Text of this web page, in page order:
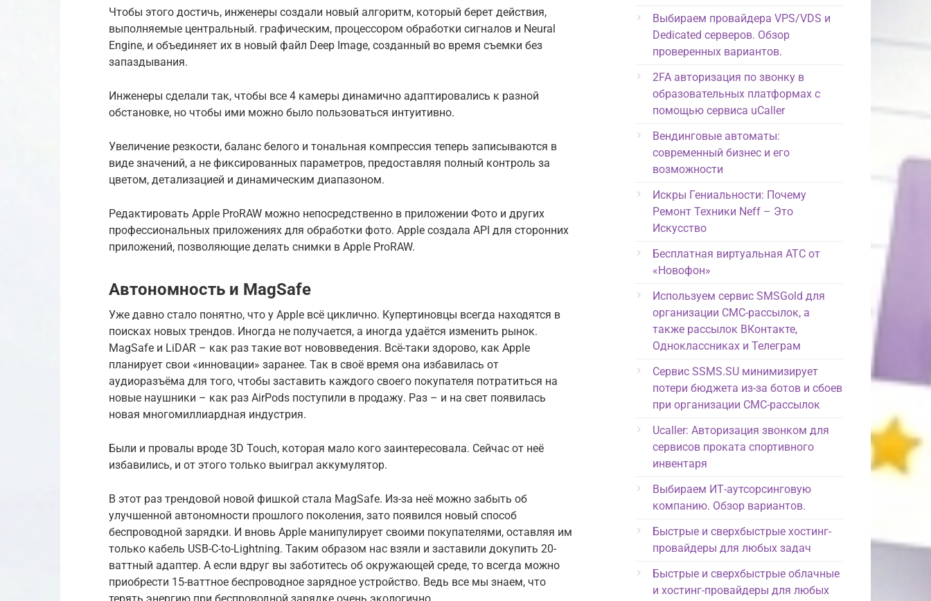
Чтобы этого достичь, инженеры создали новый алгоритм, который берет действия,
выполняемые центральный. графическим, процессором обработки сигналов и Neural
Engine, и объединяет их в новый файл Deep Image, созданный во время съемки без
запаздывания.
Инженеры сделали так, чтобы все 4 камеры динамично адаптировались к разной
обстановке, но чтобы ими можно было пользоваться интуитивно.
Увеличение резкости, баланс белого и тональная компрессия теперь записываются в
виде значений, а не фиксированных параметров, предоставляя полный контроль за
цветом, детализацией и динамическим диапазоном.
Редактировать Apple ProRAW можно непосредственно в приложении Фото и других
профессиональных приложениях для обработки фото. Apple создала API для сторонних
приложений, позволяющие делать снимки в Apple ProRAW.
Автономность и MagSafe
Уже давно стало понятно, что у Apple всё циклично. Купертиновцы всегда находятся в
поисках новых трендов. Иногда не получается, а иногда удаётся изменить рынок.
MagSafe и LiDAR – как раз такие вот нововведения. Всё-таки здорово, как Apple
планирует свои «инновации» заранее. Так в своё время она избавилась от
аудиоразъёма для того, чтобы заставить каждого своего покупателя потратиться на
новые наушники – как раз AirPods поступили в продажу. Раз – и на свет появилась
новая многомиллиардная индустрия.
Были и провалы вроде 3D Touch, которая мало кого заинтересовала. Сейчас от неё
избавились, и от этого только выиграл аккумулятор.
В этот раз трендовой новой фишкой стала MagSafe. Из-за неё можно забыть об
улучшенной автономности прошлого поколения, зато появился новый способ
беспроводной зарядки. И вновь Apple манипулирует своими покупателями, оставляя им
только кабель USB-C-to-Lightning. Таким образом нас взяли и заставили докупить 20-
ваттный адаптер. А если вдруг вы заботитесь об окружающей среде, то всегда можно
приобрести 15-ваттное беспроводное зарядное устройство. Ведь все мы знаем, что
Выбираем провайдера VPS/VDS и
Dedicated серверов. Обзор
проверенных вариантов.
2FA авторизация по звонку в
образовательных платформах с
помощью сервиса uCaller
Вендинговые автоматы:
современный бизнес и его
возможности
Искры Гениальности: Почему
Ремонт Техники Neff – Это
Искусство
Бесплатная виртуальная АТС от
«Новофон»
Используем сервис SMSGold для
организации СМС-рассылок, а
также рассылок ВКонтакте,
Одноклассниках и Телеграм
Сервис SSMS.SU минимизирует
потери бюджета из-за ботов и сбоев
при организации СМС-рассылок
Ucaller: Авторизация звонком для
сервисов проката спортивного
инвентаря
Выбираем ИТ-аутсорсинговую
компанию. Обзор вариантов.
Быстрые и сверхбыстрые хостинг-
провайдеры для любых задач
Быстрые и сверхбыстрые облачные
и хостинг-провайдеры для любых